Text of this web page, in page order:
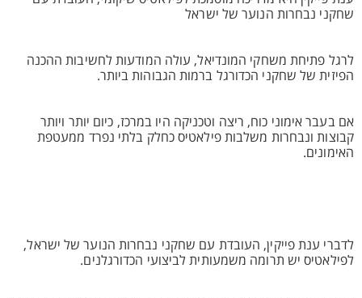
שחקני נבחרות הנוער של ישראל
לרגל פתיחת משחקי המונדיאל, עולה המודעות לחשיבות ההכנה
הפיזית של שחקני הכדורגל ברמות הגבוהות ביותר.
אם בעבר אימוני כוח, ריצה וטכניקה היו במרכז, כיום יותר ויותר
קבוצות ונבחרות משלבות פילאטיס כחלק בלתי נפרד ממעטפת
האימונים.
לדברי ענת פייקין, העובדת עם שחקני נבחרות הנוער של ישראל,
לפילאטיס יש תרומה משמעותית לביצועי הכדורגלנים.